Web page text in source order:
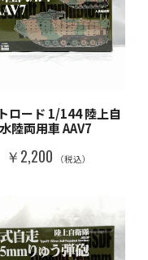
ロード 1/144 陸上自
陸両用車 AAV7
￥2,200 （税込）